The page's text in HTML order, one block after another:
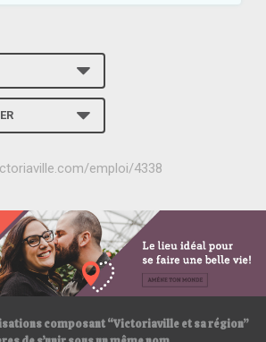
emploi/4338
composant “Victoriaville et sa région”